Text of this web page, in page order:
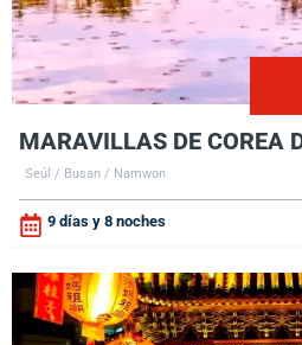
MARAVILLAS DE COREA
Seúl / Busan / Namwon
9 días y 8 noches